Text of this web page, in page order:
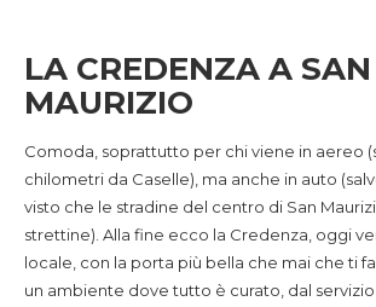
LA CREDENZA A SAN
MAURIZIO
Comoda, soprattutto per chi viene in aereo
chilometri da Caselle), ma anche in auto
visto che le stradine del centro di San
strettine). Alla fine ecco la Credenza, oggi
locale, con la porta più bella che mai che ti
un ambiente dove tutto è curato, dal servizio